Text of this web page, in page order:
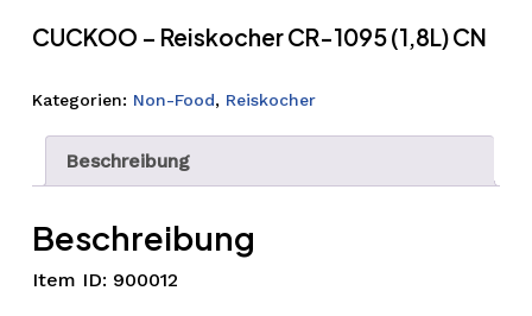
CUCKOO – Reiskocher CR-1095 (1,8L) CN
Kategorien: Non-Food, Reiskocher
Beschreibung
Beschreibung
Item ID: 900012